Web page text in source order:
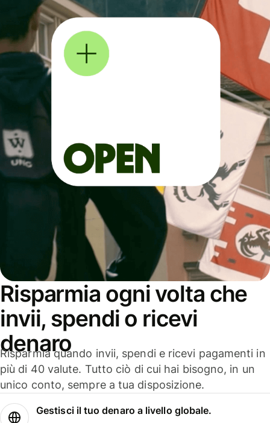
Risparmia ogni volta che
invii, spendi o ricevi
denaro
Risparmia quando invii, spendi e ricevi pagamenti in
più di 40 valute. Tutto ciò di cui hai bisogno, in un
unico conto, sempre a tua disposizione.
Gestisci il tuo denaro a livello globale.